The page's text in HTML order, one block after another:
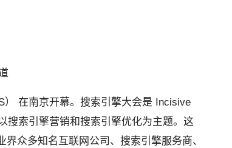
在南京开幕。搜索引擎大会是 Incisive
搜索引擎营销和搜索引擎优化为主题。这
众多知名互联网公司、搜索引擎服务商、